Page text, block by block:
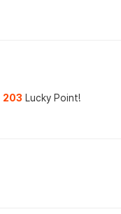
203 Lucky Point!